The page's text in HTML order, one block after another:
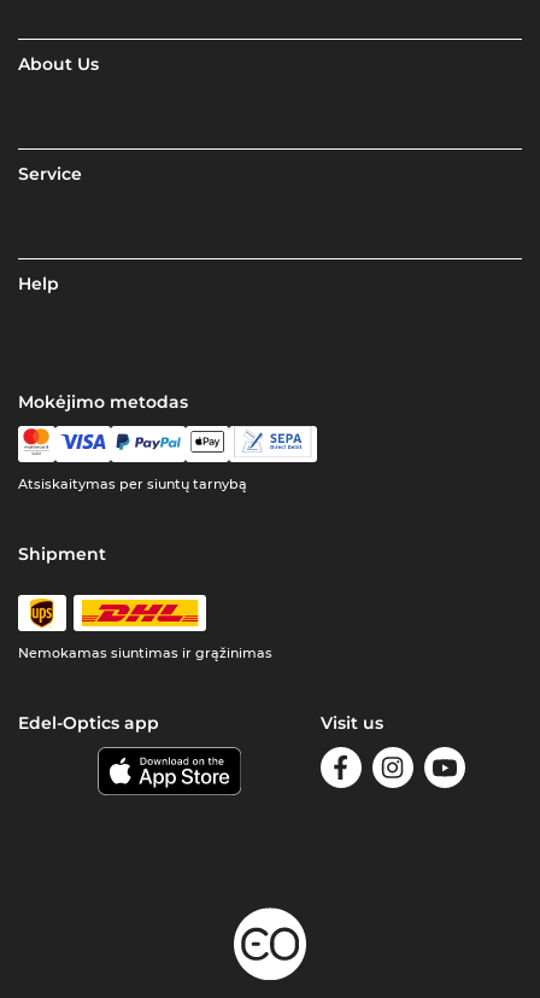
About Us
Service
Help
Mokėjimo metodas
Atsiskaitymas per siuntų tarnybą
Shipment
Nemokamas siuntimas ir grąžinimas
Edel-Optics app Visit us